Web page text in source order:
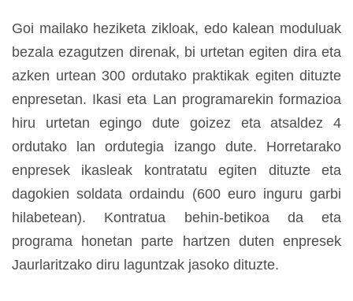
Goi mailako heziketa zikloak, edo kalean moduluak
bezala ezagutzen direnak, bi urtetan egiten dira eta
azken urtean 300 ordutako praktikak egiten dituzte
enpresetan. Ikasi eta Lan programarekin formazioa
hiru urtetan egingo dute goizez eta atsaldez 4
ordutako lan ordutegia izango dute. Horretarako
enpresek ikasleak kontratatu egiten dituzte eta
dagokien soldata ordaindu (600 euro inguru garbi
hilabetean). Kontratua behin-betikoa da eta
programa honetan parte hartzen duten enpresek
Jaurlaritzako diru laguntzak jasoko dituzte.